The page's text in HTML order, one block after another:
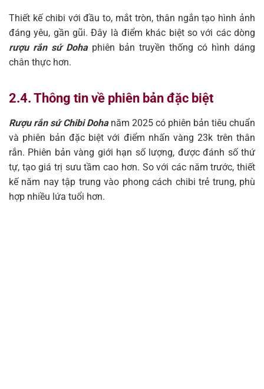
Thiết kế chibi với đầu to, mắt tròn, thân ngắn tạo hình ảnh
đáng yêu, gần gũi. Đây là điểm khác biệt so với các dòng
rượu rắn sứ Dohaphiên bản truyền thống có hình dáng
chân thực hơn.
2.4. Thông tin về phiên bản đặc biệt
Rượu rắn sứ Chibi Dohanăm 2025 có phiên bản tiêu chuẩn
và phiên bản đặc biệt với điểm nhấn vàng 23k trên thân
rắn. Phiên bản vàng giới hạn số lượng, được đánh số thứ
tự, tạo giá trị sưu tầm cao hơn. So với các năm trước, thiết
kế năm nay tập trung vào phong cách chibi trẻ trung, phù
hợp nhiều lứa tuổi hơn.